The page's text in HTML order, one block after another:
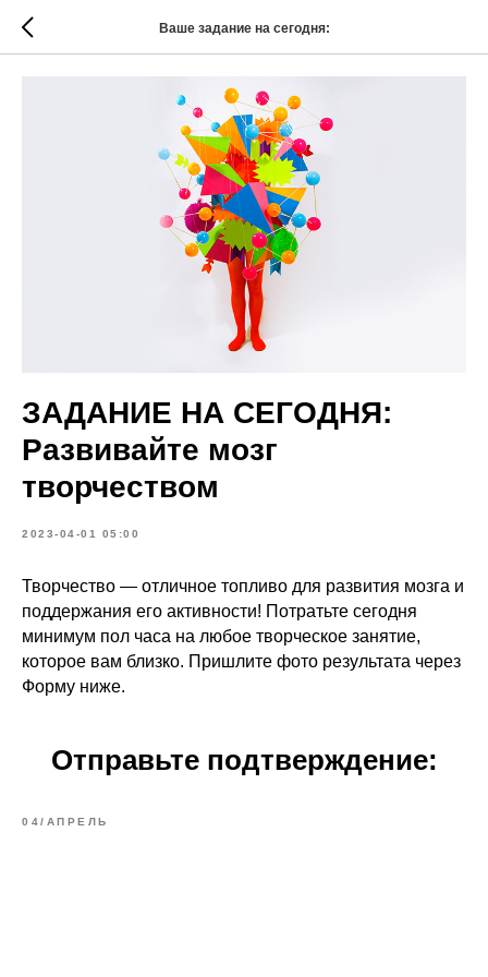
Ваше задание на сегодня:
ЗАДАНИЕ НА СЕГОДНЯ:
Развивайте мозг
творчеством
2023-04-01 05:00
Творчество — отличное топливо для развития мозга и
поддержания его активности! Потратьте сегодня
минимум пол часа на любое творческое занятие,
которое вам близко. Пришлите фото результата через
Форму ниже.
Отправьте подтверждение:
04/АПРЕЛЬ